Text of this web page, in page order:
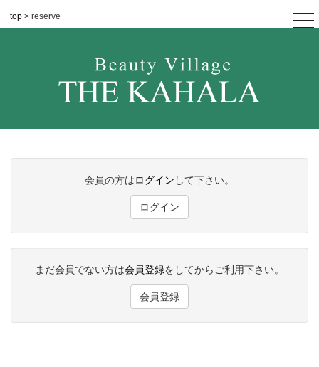
top > reserve
会員の方はログイン して下さい。
ログイン
まだ会員でない方は会員登録をしてからご利用下さい。
会員登録